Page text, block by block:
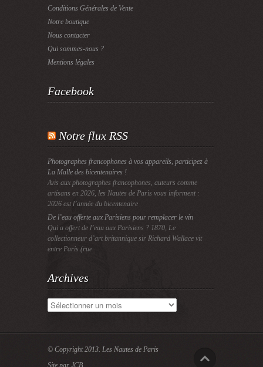
Conditions Générales de Vente
Notre boutique
Nous contacter
Qui sommes-nous ?
Mentions légales
Facebook
Notre flux RSS
Photographes francophones à vos appareils, participez à
La Malle des bicentenaires !
Avis aux photographes francophones, auteurs comme
artisans en 2026, les Nautes de Paris vous informent :
2026 est l’année du bicentenaire
De l’eau offerte aux Parisiens pour remplacer le vin
Qui a offert de l’eau aux Parisiens ? 1870, Le
collectionneur d’art britannique sir Richard Wallace vit
entre Paris (rue
Archives
Archives
© Copyright 2013. Les Nautes de Paris
Site par JCB